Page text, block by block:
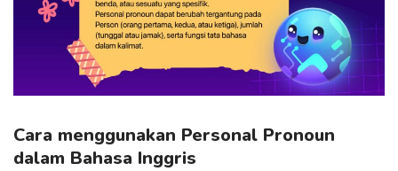
Cara menggunakan Personal Pronoun
dalam Bahasa Inggris